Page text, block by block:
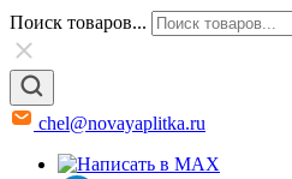
Поиск товаров...
chel@novayaplitka.ru